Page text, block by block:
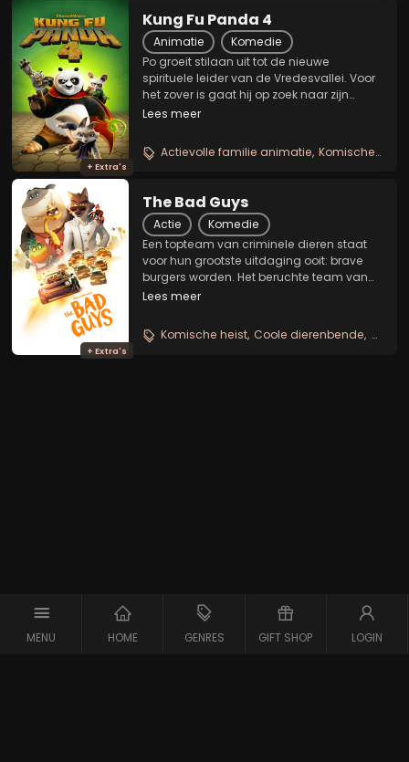
MENU HOME GENRES GIFT SHOP LOGIN
+ Extra's
Kung Fu Panda 4
Animatie
Komedie
Po groeit stilaan uit tot de nieuwe
spirituele leider van de Vredesvallei. Voor
het zover is gaat hij op zoek naar zijn
opvolger als Drakenkrijger. De vos Zhen
daarom een goede kandidate. Ze ziet
het...
Lees meer
Actievolle familie animatie Komische kungfu reis
+ Extra's
The Bad Guys
Actie
Komedie
Een topteam van criminele dieren staat
voor hun grootste uitdaging ooit: brave
burgers worden. Het beruchte team van
de Foute Jongens bestaat uit vijf vrienden:
doorgewinterde kluizenkraker Mr. Snake,
koele meester...
Lees meer
Komische heist Coole dierenbende